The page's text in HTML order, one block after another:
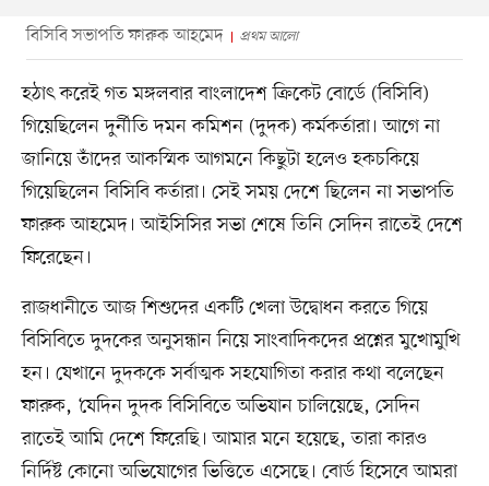
বিসিবি সভাপতি ফারুক আহমেদ প্রথম আলো
হঠাৎ করেই গত মঙ্গলবার বাংলাদেশ ক্রিকেট বোর্ডে (বিসিবি)
গিয়েছিলেন দুর্নীতি দমন কমিশন (দুদক) কর্মকর্তারা। আগে না
জানিয়ে তাঁদের আকস্মিক আগমনে কিছুটা হলেও হকচকিয়ে
গিয়েছিলেন বিসিবি কর্তারা। সেই সময় দেশে ছিলেন না সভাপতি
ফারুক আহমেদ। আইসিসির সভা শেষে তিনি সেদিন রাতেই দেশে
ফিরেছেন।
রাজধানীতে আজ শিশুদের একটি খেলা উদ্বোধন করতে গিয়ে
বিসিবিতে দুদকের অনুসন্ধান নিয়ে সাংবাদিকদের প্রশ্নের মুখোমুখি
হন। যেখানে দুদককে সর্বাত্মক সহযোগিতা করার কথা বলেছেন
ফারুক, ‘যেদিন দুদক বিসিবিতে অভিযান চালিয়েছে, সেদিন
রাতেই আমি দেশে ফিরেছি। আমার মনে হয়েছে, তারা কারও
নির্দিষ্ট কোনো অভিযোগের ভিত্তিতে এসেছে। বোর্ড হিসেবে আমরা